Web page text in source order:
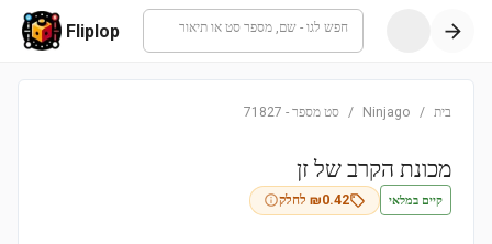
חפש לגו - שם, מספר סט או תיאור Fliplop
בית /
Ninjago
/ סט מספר -
71827
מכונת הקרב של זן
קיים במלאי ₪0.42 לחלק